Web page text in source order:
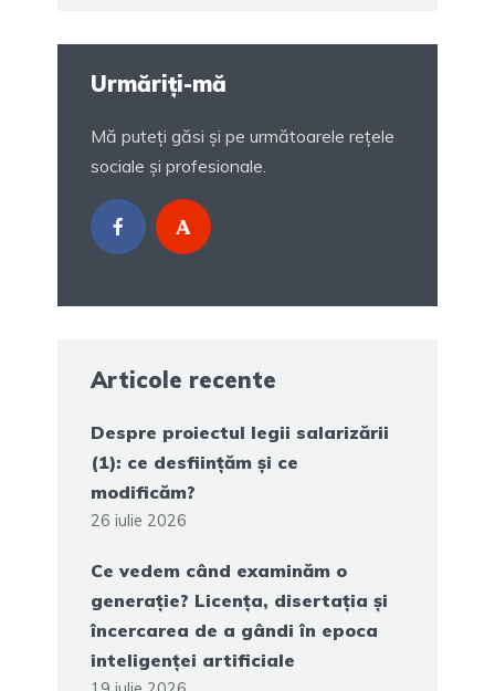
Urmăriți-mă
Mă puteți găsi și pe următoarele rețele
sociale și profesionale.
Articole recente
Despre proiectul legii salarizării
(1): ce desființăm și ce
modificăm?
26 iulie 2026
Ce vedem când examinăm o
generație? Licența, disertația și
încercarea de a gândi în epoca
inteligenței artificiale